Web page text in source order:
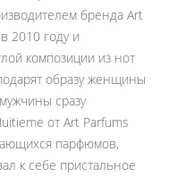
бренда Art
2010 году и
композиции из нот
образу женщины
сразу
от Art Parfums
парфюмов,
к себе пристальное